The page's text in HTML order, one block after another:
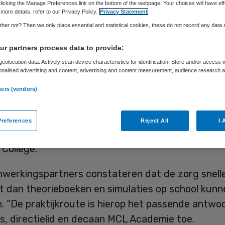
Skipr Redactie 14 april 2017,09:55 36 keer gelezen
volledig in de praktijk opleiden. Hiertoe is het
samenwerking aangegaan met NHL
constateren dat de zorg
dan theorieboeken en simulaties op school
“De praktijkroute is hierop het passende
directielid en decaan MCL Academie toe.
the Manage Preferences link on the bottom of the webpage. Your choices will have
details, refer to our Privacy Policy.
Privacy Statement
not? Then we only place essential and statistical cookies, these do not record any data
partners process data to provide:
data. Actively scan device characteristics for identification. Store and/or access
advertising and content, advertising and content measurement, audience research
(vendors)
Reject All I